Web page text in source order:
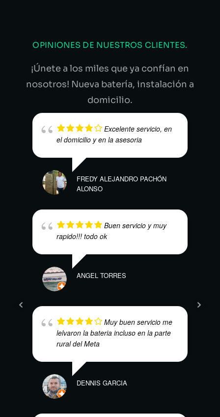
OPINIONES DE NUESTROS CLIENTES.
¡Únete a los miles que ya confían en
nosotros! Nueva batería, instalación a
domicilio.
Excelente servicio, en
el domicilio y en la asesoria
FREDY ALEJANDRO PACHÓN
ALONSO
Buen servicio y muy
rapido!!! todo ok
ANGEL TORRES
Muy buen servicio me
lelvaron la bateria incluso en la parte
rural del Meta
DENNIS GARCIA